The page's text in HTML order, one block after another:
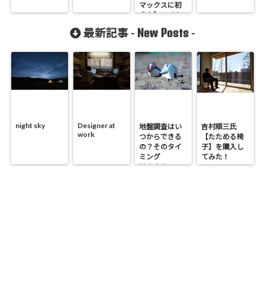
マックスに初
点火】してみ
果・・・失敗
最新記事 - New Posts -
night sky
Designer at
work
地盤調査はい
つからできる
の？そのタイ
ミング
は？？？
吉村順三氏
【たためる椅
子】を購入し
てみた！